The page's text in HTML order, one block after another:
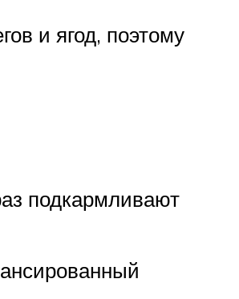
и ягод, поэтому
подкармливают